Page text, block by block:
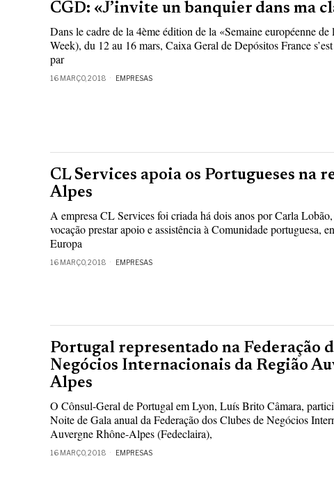
CGD: «J’invite un banquier dans ma
Dans le cadre de la 4ème édition de la «Semaine européenne
Week), du 12 au 16 mars, Caixa Geral de Depósitos France
par
16 MARÇO, 2018 EMPRESAS
CL Services apoia os Portugueses na
Alpes
A empresa CL Services foi criada há dois anos por Carla
vocação prestar apoio e assistência à Comunidade portuguesa,
Europa
16 MARÇO, 2018 EMPRESAS
Portugal representado na Federação
Negócios Internacionais da Região
Alpes
O Cônsul-Geral de Portugal em Lyon, Luís Brito Câmara,
Noite de Gala anual da Federação dos Clubes de Negócios
Auvergne Rhône-Alpes (Fedeclaira),
16 MARÇO, 2018 EMPRESAS